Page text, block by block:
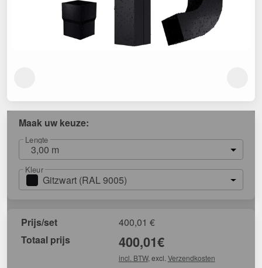
Maak uw keuze:
Lengte
3,00 m
Kleur
Gitzwart (RAL 9005)
Prijs/set 400,01 €
Totaal prijs
400,01€
incl. BTW, excl. Verzendkosten